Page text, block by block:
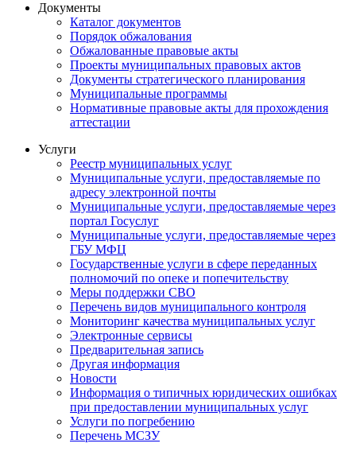
Документы
Каталог документов
Порядок обжалования
Обжалованные правовые акты
Проекты муниципальных правовых актов
Документы стратегического планирования
Муниципальные программы
Нормативные правовые акты для прохождения
аттестации
Услуги
Реестр муниципальных услуг
Муниципальные услуги, предоставляемые по
адресу электронной почты
Муниципальные услуги, предоставляемые через
портал Госуслуг
Муниципальные услуги, предоставляемые через
ГБУ МФЦ
Государственные услуги в сфере переданных
полномочий по опеке и попечительству
Меры поддержки СВО
Перечень видов муниципального контроля
Мониторинг качества муниципальных услуг
Электронные сервисы
Предварительная запись
Другая информация
Новости
Информация о типичных юридических ошибках
при предоставлении муниципальных услуг
Услуги по погребению
Перечень МСЗУ